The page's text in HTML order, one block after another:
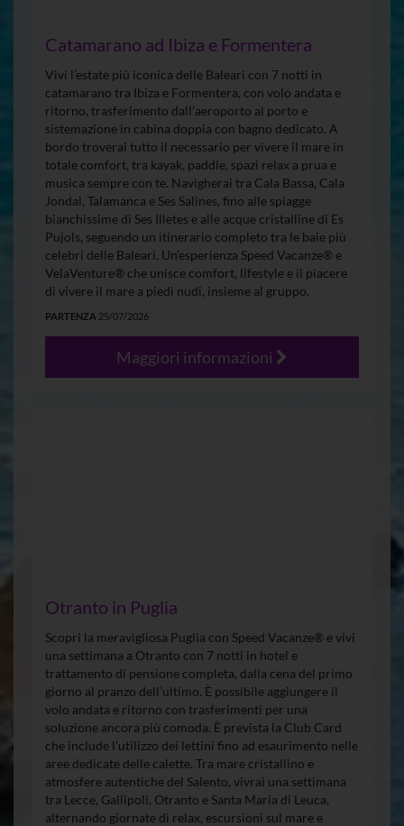
Catamarano ad Ibiza e Formentera
Vivi l’estate più iconica delle Baleari con 7 notti in
catamarano tra Ibiza e Formentera, con volo andata e
ritorno, trasferimento dall’aeroporto al porto e
sistemazione in cabina doppia con bagno dedicato. A
bordo troverai tutto il necessario per vivere il mare in
totale comfort, tra kayak, paddle, spazi relax a prua e
musica sempre con te. Navigherai tra Cala Bassa, Cala
Jondal, Talamanca e Ses Salines, fino alle spiagge
bianchissime di Ses Illetes e alle acque cristalline di Es
Pujols, seguendo un itinerario completo tra le baie più
celebri delle Baleari. Un’esperienza Speed Vacanze® e
VelaVenture® che unisce comfort, lifestyle e il piacere
di vivere il mare a piedi nudi, insieme al gruppo.
PARTENZA 25/07/2026
Maggiori informazioni
Otranto in Puglia
Scopri la meravigliosa Puglia con Speed Vacanze® e vivi
una settimana a Otranto con 7 notti in hotel e
trattamento di pensione completa, dalla cena del primo
giorno al pranzo dell’ultimo. È possibile aggiungere il
volo andata e ritorno con trasferimenti per una
soluzione ancora più comoda. È prevista la Club Card
che include l’utilizzo dei lettini fino ad esaurimento nelle
aree dedicate delle calette. Tra mare cristallino e
atmosfere autentiche del Salento, vivrai una settimana
tra Lecce, Gallipoli, Otranto e Santa Maria di Leuca,
alternando giornate di relax, escursioni sul mare e